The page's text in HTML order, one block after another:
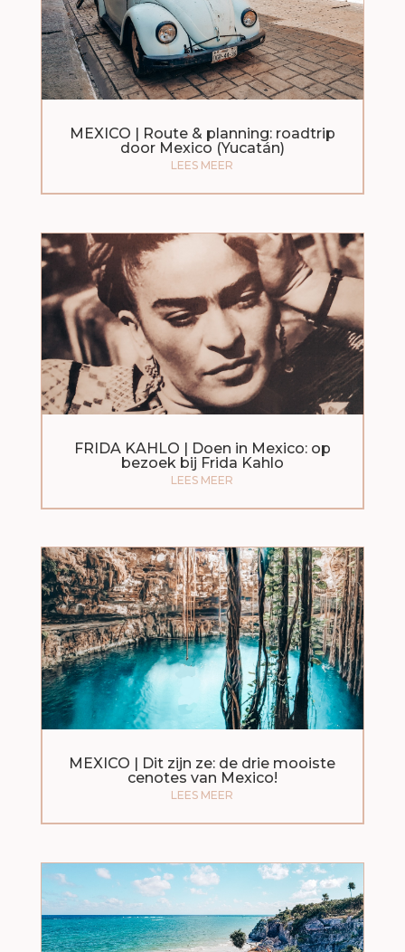
MEXICO | Route & planning: roadtrip
door Mexico (Yucatán)
LEES MEER
FRIDA KAHLO | Doen in Mexico: op
bezoek bij Frida Kahlo
LEES MEER
MEXICO | Dit zijn ze: de drie mooiste
cenotes van Mexico!
LEES MEER